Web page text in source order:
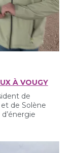
À VOUGY
de
de Solène